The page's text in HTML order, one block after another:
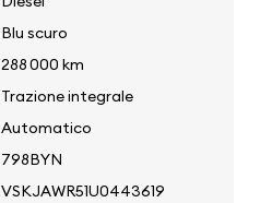
Blu scuro
288 000 km
Trazione integrale
Automatico
798BYN
VSKJAWR51U0443619